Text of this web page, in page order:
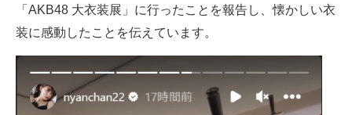
スマホと通信の最新トレンド
進化するPCとデバイスの未来
好きが集まる 比べて選べる
ビジネスと働き方のヒント
「AKB48 大衣装展」に行ったことを報告し、懐かしい衣
装に感動したことを伝えています。